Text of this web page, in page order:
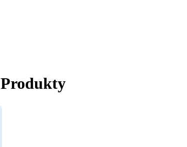
Produkty